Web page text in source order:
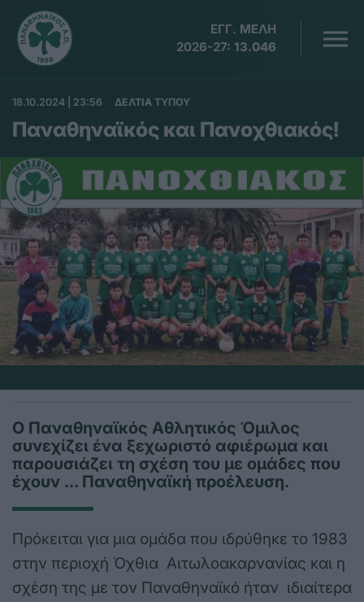
ΕΓΓ. ΜΕΛΗ
2026-27: 13.046
18.10.2024 | 23:56 ΔΕΛΤΙΑ ΤΥΠΟΥ
Παναθηναϊκός και Πανοχθιακός!
Ο Παναθηναϊκός Αθλητικός Όμιλος
συνεχίζει ένα ξεχωριστό αφιέρωμα και
παρουσιάζει τη σχέση του με ομάδες που
έχουν … Παναθηναϊκή προέλευση.
Πρόκειται για μια ομάδα που ιδρύθηκε το 1983
στην περιοχή Όχθια Αιτωλοακαρνανίας και η
σχέση της με τον Παναθηναϊκό ήταν ιδιαίτερα